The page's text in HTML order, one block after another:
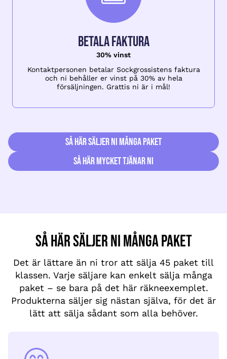
Betala faktura
30% vinst
Kontaktpersonen betalar Sockgrossistens faktura
och ni behåller er vinst på 30% av hela
försäljningen. Grattis ni är i mål!
Så här säljer ni många paket
Så här mycket tjänar ni
Så här säljer ni många paket
Det är lättare än ni tror att sälja 45 paket till
klassen. Varje säljare kan enkelt sälja många
paket – se bara på det här räkneexemplet.
Produkterna säljer sig nästan själva, för det är
lätt att sälja sådant som alla behöver.